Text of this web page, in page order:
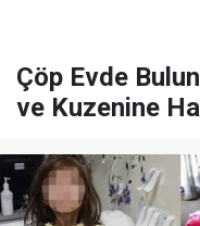
Çöp Evde
ve Kuzenine